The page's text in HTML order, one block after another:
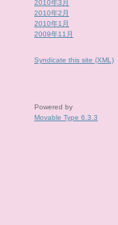
2010年3月
2010年2月
2010年1月
2009年11月
Syndicate this site (XML)
Powered by
Movable Type 6.3.3